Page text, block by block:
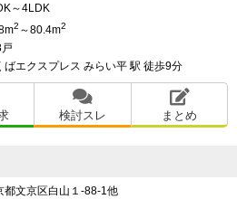
～4LDK
2 ～80.4m2
ばエクスプレス みらい平 駅 徒歩9分
検討スレ まとめ
都文京区白山１-88-1他